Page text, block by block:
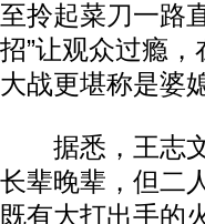
至拎起菜刀一路
招”让观众过瘾
大战更堪称是婆
据悉，王志文
长辈晚辈，但二
既有大打出手的